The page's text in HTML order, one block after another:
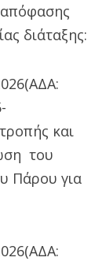
απόφασης
διάταξης:
και
του
Πάρου για